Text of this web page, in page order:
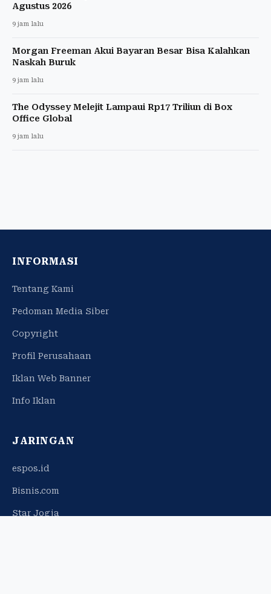
Agustus 2026
9 jam lalu
Morgan Freeman Akui Bayaran Besar Bisa Kalahkan
Naskah Buruk
9 jam lalu
The Odyssey Melejit Lampaui Rp17 Triliun di Box
Office Global
9 jam lalu
INFORMASI
Tentang Kami
Pedoman Media Siber
Copyright
Profil Perusahaan
Iklan Web Banner
Info Iklan
JARINGAN
espos.id
Bisnis.com
Star Jogja